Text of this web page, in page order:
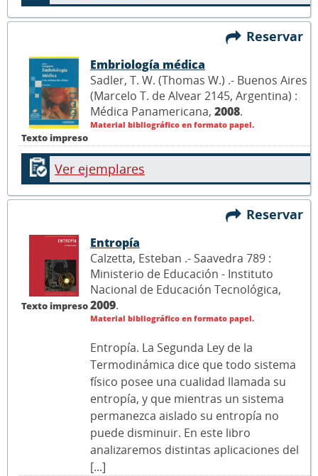
Reservar
Texto impreso
Embriología médica
Sadler, T. W. (Thomas W.) .- Buenos Aires
(Marcelo T. de Alvear 2145, Argentina) :
Médica Panamericana, 2008.
Material bibliográfico en formato papel.
Ver ejemplares
Reservar
Texto impreso
Entropía
Calzetta, Esteban .- Saavedra 789 :
Ministerio de Educación - Instituto
Nacional de Educación Tecnológica,
2009.
Material bibliográfico en formato papel.
Entropía. La Segunda Ley de la
Termodinámica dice que todo sistema
físico posee una cualidad llamada su
entropía, y que mientras un sistema
permanezca aislado su entropía no
puede disminuir. En este libro
analizaremos distintas aplicaciones del
[...]